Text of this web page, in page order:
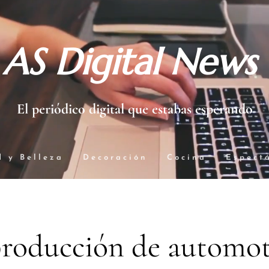
AS Digital News
El periódico digital que estabas esperando
y Belleza Decoración Cocina
de